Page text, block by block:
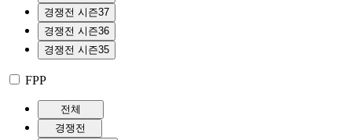
경쟁전 시즌37
경쟁전 시즌36
경쟁전 시즌35
FPP
전체
경쟁전